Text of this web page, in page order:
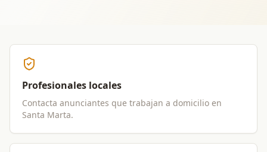
Profesionales locales
Contacta anunciantes que trabajan a domicilio en
Santa Marta.